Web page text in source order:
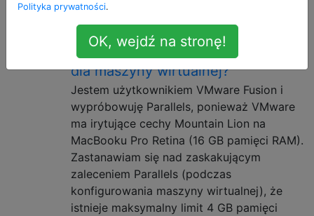
Dlaczego Parallels 8 zaleca
maksymalnie 4 GB pamięci RAM
dla maszyny wirtualnej?
Jestem użytkownikiem VMware Fusion i
wypróbowuję Parallels, ponieważ VMware
ma irytujące cechy Mountain Lion na
MacBooku Pro Retina (16 GB pamięci RAM).
Zastanawiam się nad zaskakującym
zaleceniem Parallels (podczas
konfigurowania maszyny wirtualnej), że
istnieje maksymalny limit 4 GB pamięci
Polityka prywatności.
OK, wejdź na stronę!